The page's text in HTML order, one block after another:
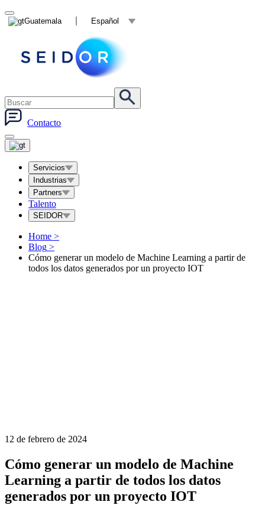
Guatemala Español
Contacto
Servicios
Industrias
Partners
Talento
SEIDOR
Home >
Blog >
Cómo generar un modelo de Machine Learning a partir de
todos los datos generados por un proyecto IOT
12 de febrero de 2024
Cómo generar un modelo de Machine
Learning a partir de todos los datos
generados por un proyecto IOT